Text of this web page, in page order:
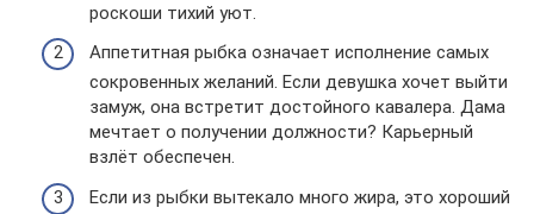
роскоши тихий уют.
Аппетитная рыбка означает исполнение самых
сокровенных желаний. Если девушка хочет выйти
замуж, она встретит достойного кавалера. Дама
мечтает о получении должности? Карьерный
взлёт обеспечен.
Если из рыбки вытекало много жира, это хороший